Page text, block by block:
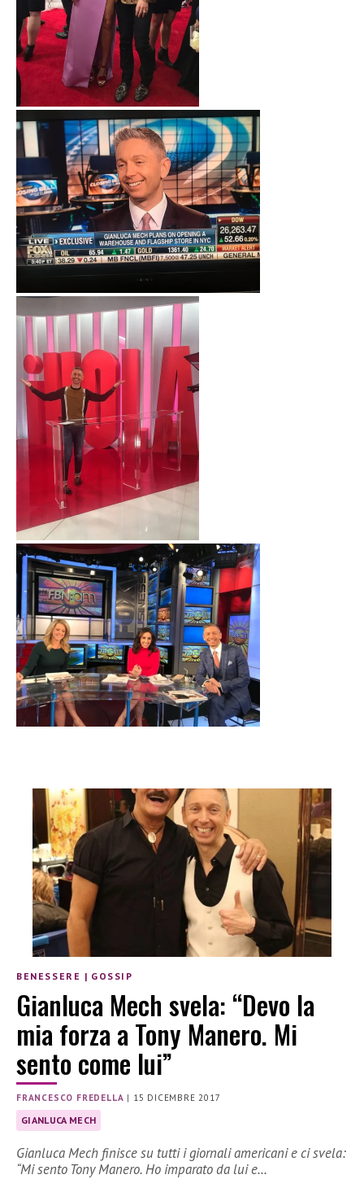
BENESSERE | GOSSIP
Gianluca Mech svela: “Devo la
mia forza a Tony Manero. Mi
sento come lui”
FRANCESCO FREDELLA | 15 DICEMBRE 2017
GIANLUCA MECH
Gianluca Mech finisce su tutti i giornali americani e ci svela:
“Mi sento Tony Manero. Ho imparato da lui e…